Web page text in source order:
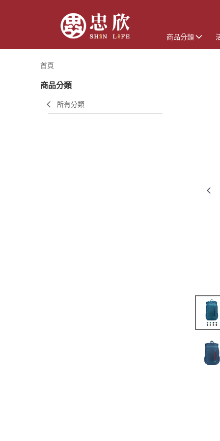
商品分類
首頁
商品分類
所有分類